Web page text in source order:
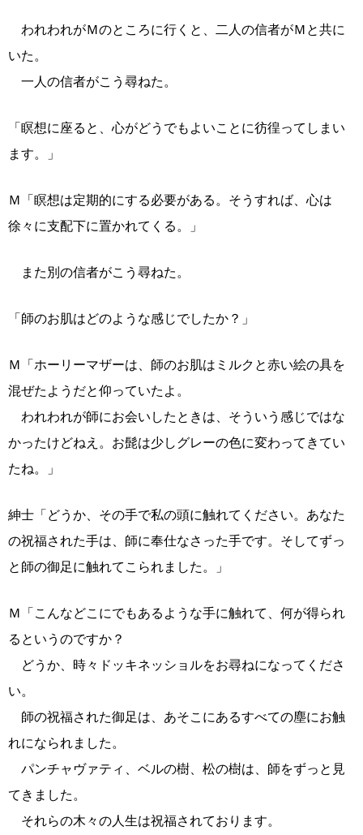
われわれがＭのところに行くと、二人の信者がＭと共に
いた。
一人の信者がこう尋ねた。
「瞑想に座ると、心がどうでもよいことに彷徨ってしまい
ます。」
Ｍ「瞑想は定期的にする必要がある。そうすれば、心は
徐々に支配下に置かれてくる。」
また別の信者がこう尋ねた。
「師のお肌はどのような感じでしたか？」
Ｍ「ホーリーマザーは、師のお肌はミルクと赤い絵の具を
混ぜたようだと仰っていたよ。
われわれが師にお会いしたときは、そういう感じではな
かったけどねえ。お髭は少しグレーの色に変わってきてい
たね。」
紳士「どうか、その手で私の頭に触れてください。あなた
の祝福された手は、師に奉仕なさった手です。そしてずっ
と師の御足に触れてこられました。」
Ｍ「こんなどこにでもあるような手に触れて、何が得られ
るというのですか？
どうか、時々ドッキネッショルをお尋ねになってくださ
い。
師の祝福された御足は、あそこにあるすべての塵にお触
れになられました。
パンチャヴァティ、ベルの樹、松の樹は、師をずっと見
てきました。
それらの木々の人生は祝福されております。